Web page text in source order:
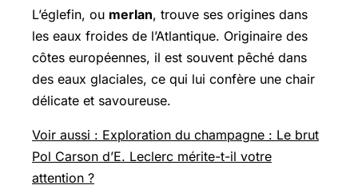
L’églefin, ou merlan, trouve ses origines dans
les eaux froides de l’Atlantique. Originaire des
côtes européennes, il est souvent pêché dans
des eaux glaciales, ce qui lui confère une chair
délicate et savoureuse.
Voir aussi : Exploration du champagne : Le brut
Pol Carson d’E. Leclerc mérite-t-il votre
attention ?